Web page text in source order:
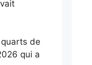
de
qui a